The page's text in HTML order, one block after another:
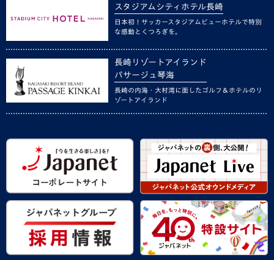
スタジアムシティホテル長崎
日本初！サッカースタジアムビューホテルで特別
な感動とくつろぎを。
長崎リゾートアイランド
パサージュ琴海
長崎の内海・大村湾に面したゴルフ＆ホテルのリ
ゾートアイランド